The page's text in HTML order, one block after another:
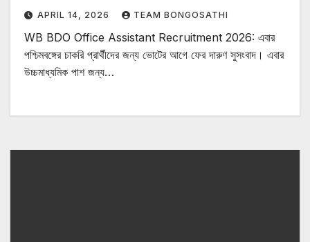
APRIL 14, 2026 TEAM BONGOSATHI
WB BDO Office Assistant Recruitment 2026: এবার
পশ্চিমবঙ্গের চাকরি প্রার্থীদের জন্য ভোটের আগে ফের দারুণ সুসংবাদ। এবার
উচ্চমাধ্যমিক পাশ জন্য…